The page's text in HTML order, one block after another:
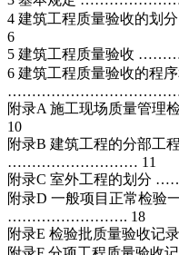
4 建筑工程质量验
6
5 建筑工程质量验
6 建筑工程质量验收的程
附录A 施工现场质量
10
附录B 建筑工程的分部工
……………………… 11
附录C 室外工程的
附录D 一般项目正常检验
……………………. 18
附录E 检验批质量验